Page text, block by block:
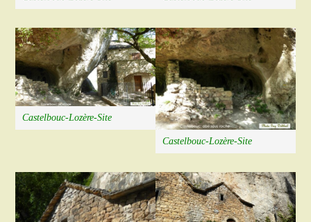
Castelbouc-Lozère-Site
Castelbouc-Lozère-Site